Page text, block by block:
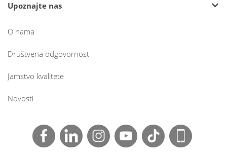
Upoznajte nas
O nama
Društvena odgovornost
Jamstvo kvalitete
Novosti